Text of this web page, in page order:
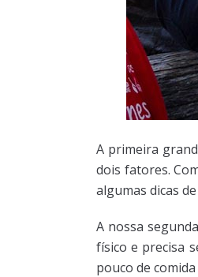
A primeira
dois fatores.
algumas dicas
A nossa
físico e precisa
pouco de